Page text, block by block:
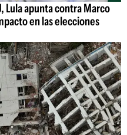
Lula apunta contra Marco
en las elecciones